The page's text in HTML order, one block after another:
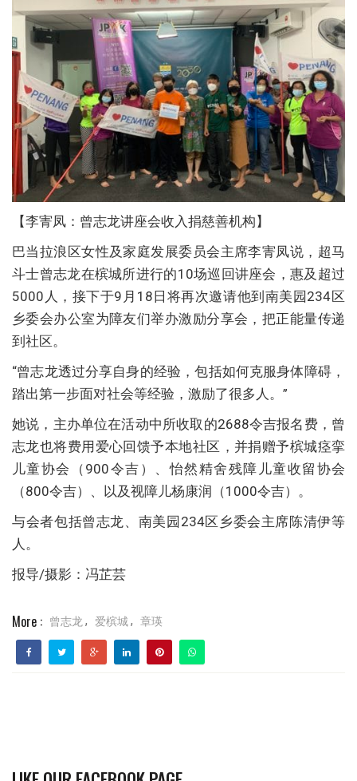
【李寈凤：曾志龙讲座会收入捐慈善机构】
巴当拉浪区女性及家庭发展委员会主席李寈凤说，超马
斗士曾志龙在槟城所进行的10场巡回讲座会，惠及超过
5000人，接下于9月18日将再次邀请他到南美园234区
乡委会办公室为障友们举办激励分享会，把正能量传递
到社区。
“曾志龙透过分享自身的经验，包括如何克服身体障碍，
踏出第一步面对社会等经验，激励了很多人。”
她说，主办单位在活动中所收取的2688令吉报名费，曾
志龙也将费用爱心回馈予本地社区，并捐赠予槟城痉挛
儿童协会（900令吉）、怡然精舍残障儿童收留协会
（800令吉）、以及视障儿杨康润（1000令吉）。
与会者包括曾志龙、南美园234区乡委会主席陈清伊等
人。
报导/摄影：冯芷芸
More : 曾志龙, 爱槟城, 章瑛